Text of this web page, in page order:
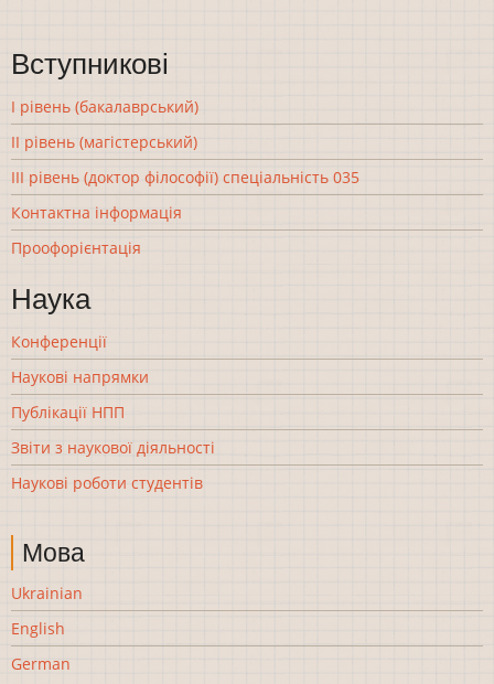
Вступникові
І рівень (бакалаврський)
ІІ рівень (магістерський)
ІІІ рівень (доктор філософії) спеціальність 035
Контактна інформація
Проофорієнтація
Наука
Конференції
Наукові напрямки
Публікації НПП
Звіти з наукової діяльності
Наукові роботи студентів
Мова
Ukrainian
English
German